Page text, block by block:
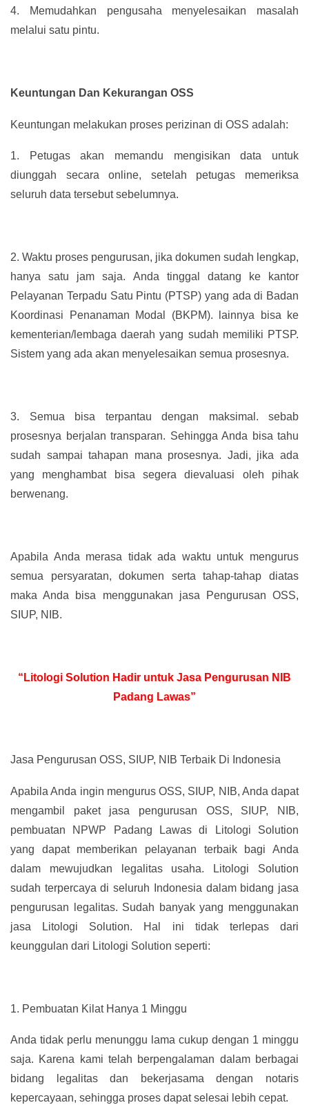
4.
Memudahkan pengusaha menyelesaikan masalah
melalui satu pintu.
Keuntungan Dan Kekurangan OSS
Keuntungan melakukan proses perizinan di OSS adalah:
1.
Petugas akan memandu mengisikan data untuk
diunggah secara online, setelah petugas memeriksa
seluruh data tersebut sebelumnya.
2. Waktu proses pengurusan, jika dokumen sudah lengkap,
hanya satu jam saja. Anda tinggal datang ke kantor
Pelayanan Terpadu Satu Pintu (PTSP) yang ada di Badan
Koordinasi Penanaman Modal (BKPM). lainnya bisa ke
kementerian/lembaga daerah yang sudah memiliki PTSP.
Sistem yang ada akan menyelesaikan semua prosesnya.
3.
Semua bisa terpantau dengan maksimal. sebab
prosesnya berjalan transparan. Sehingga Anda bisa tahu
sudah sampai tahapan mana prosesnya. Jadi, jika ada
yang menghambat bisa segera dievaluasi oleh pihak
berwenang.
Apabila Anda merasa tidak ada waktu untuk mengurus
semua persyaratan, dokumen serta tahap-tahap diatas
maka Anda bisa menggunakan jasa Pengurusan OSS,
SIUP, NIB.
“Litologi Solution Hadir untuk Jasa Pengurusan NIB
Padang Lawas”
Jasa Pengurusan OSS, SIUP, NIB Terbaik Di Indonesia
Apabila Anda ingin mengurus OSS, SIUP, NIB, Anda dapat
mengambil paket jasa pengurusan OSS, SIUP, NIB,
pembuatan NPWP Padang Lawas di Litologi Solution
yang dapat memberikan pelayanan terbaik bagi Anda
dalam mewujudkan legalitas usaha. Litologi Solution
sudah terpercaya di seluruh Indonesia dalam bidang jasa
pengurusan legalitas. Sudah banyak yang menggunakan
jasa Litologi Solution. Hal ini tidak terlepas dari
keunggulan dari Litologi Solution seperti:
1. Pembuatan Kilat Hanya 1 Minggu
Anda tidak perlu menunggu lama cukup dengan 1 minggu
saja. Karena kami telah berpengalaman dalam berbagai
bidang legalitas dan bekerjasama dengan notaris
kepercayaan, sehingga proses dapat selesai lebih cepat.